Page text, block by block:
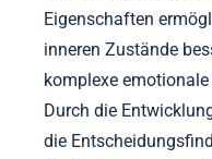
Eigenschaften
inneren Zustände
komplexe
Durch die
die